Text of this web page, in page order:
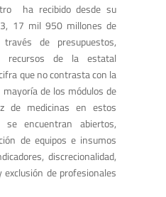
ha recibido desde su
17 mil 950 millones de
de presupuestos,
recursos de la estatal
que no contrasta con la
de los módulos de
de medicinas en estos
encuentran abiertos,
de equipos e insumos
discrecionalidad,
de profesionales